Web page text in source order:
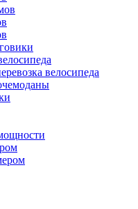
велосипеда